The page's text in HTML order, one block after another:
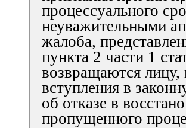
процессуального
неуважительными
жалоба,
пункта 2 части 1
возвращаются
вступления в
об отказе в
пропущенного